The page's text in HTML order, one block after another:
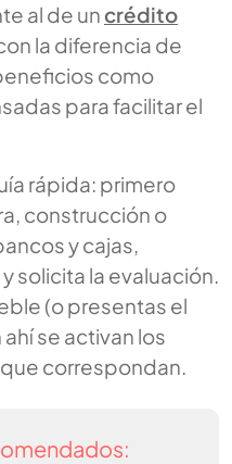
al de un crédito
la diferencia de
como
para facilitar el
rápida: primero
construcción o
y cajas,
solicita la evaluación.
(o presentas el
se activan los
correspondan.